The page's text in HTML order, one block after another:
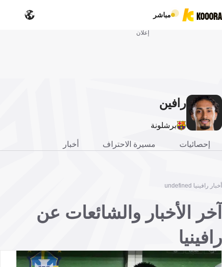
مباشر
إعلان
رافين
يا برشلونة
إحصائيات مسيرة الاحتراف أخبار
أخبار رافينيا undefined
آخر الأخبار والشائعات عن
رافينيا